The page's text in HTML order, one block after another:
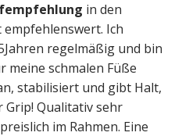
in den
Ich
regelmäßig und bin
meine schmalen Füße
stabilisiert und gibt Halt,
Qualitativ sehr
im Rahmen. Eine